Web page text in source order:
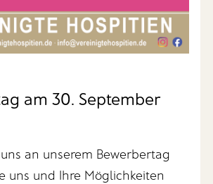
am 30. September
an unserem Bewerbertag
uns und Ihre Möglichkeiten